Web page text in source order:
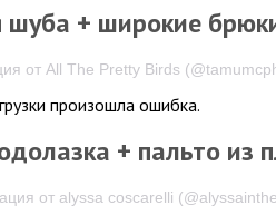
шуба + широкие
от All The Pretty Birds
произошла ошибка.
+ пальто из
от alyssa coscarelli